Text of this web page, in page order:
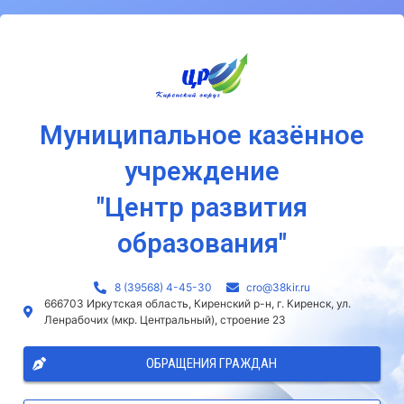
Муниципальное казённое
учреждение
"Центр развития
образования"
8 (39568) 4-45-30
сro@38kir.ru
666703 Иркутская область, Киренский р-н, г. Киренск, ул.
Ленрабочих (мкр. Центральный), строение 23
ОБРАЩЕНИЯ ГРАЖДАН